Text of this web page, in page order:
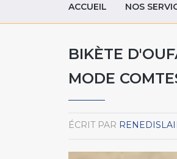
ACCUEIL NOS
BIKÈTE
MODE
ÉCRIT PAR